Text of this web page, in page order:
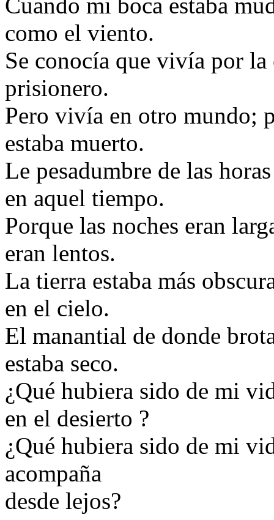
Cuando mi boca estaba
como el viento.
Se conocía que vivía por
prisionero.
Pero vivía en otro mundo;
estaba muerto.
Le pesadumbre de las
en aquel tiempo.
Porque las noches eran
eran lentos.
La tierra estaba más
en el cielo.
El manantial de donde
estaba seco.
¿Qué hubiera sido de mi
en el desierto ?
¿Qué hubiera sido de mi
acompaña
desde lejos?